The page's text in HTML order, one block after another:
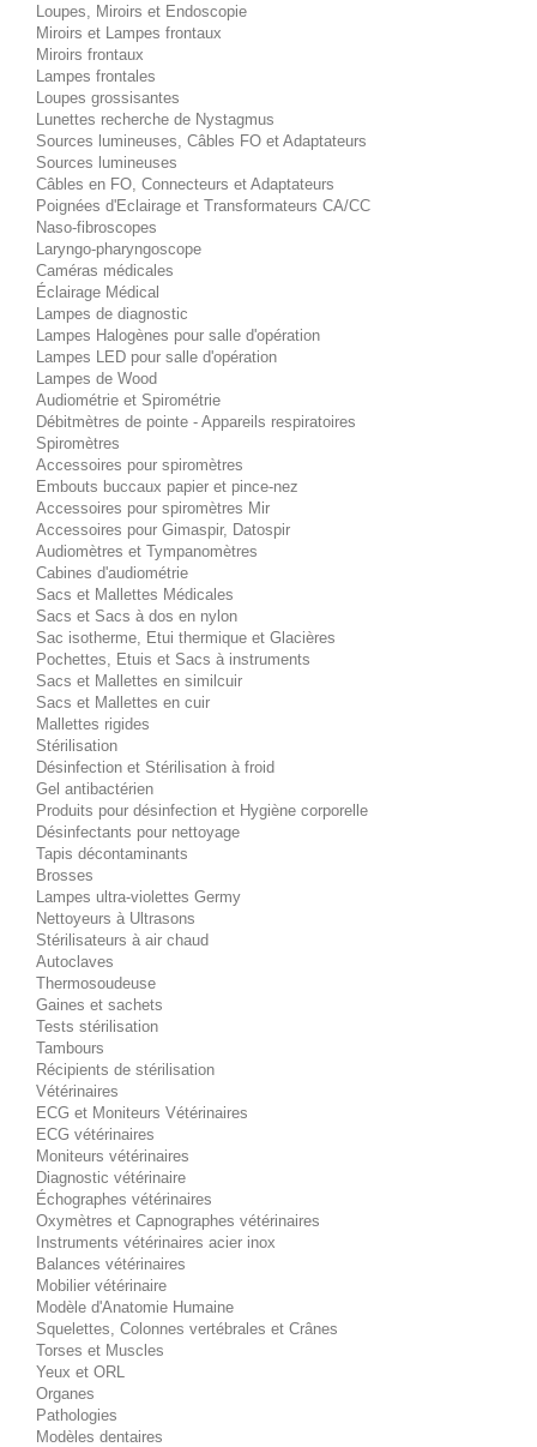
Loupes, Miroirs et Endoscopie
Miroirs et Lampes frontaux
Miroirs frontaux
Lampes frontales
Loupes grossisantes
Lunettes recherche de Nystagmus
Sources lumineuses, Câbles FO et Adaptateurs
Sources lumineuses
Câbles en FO, Connecteurs et Adaptateurs
Poignées d'Eclairage et Transformateurs CA/CC
Naso-fibroscopes
Laryngo-pharyngoscope
Caméras médicales
Éclairage Médical
Lampes de diagnostic
Lampes Halogènes pour salle d'opération
Lampes LED pour salle d'opération
Lampes de Wood
Audiométrie et Spirométrie
Débitmètres de pointe - Appareils respiratoires
Spiromètres
Accessoires pour spiromètres
Embouts buccaux papier et pince-nez
Accessoires pour spiromètres Mir
Accessoires pour Gimaspir, Datospir
Audiomètres et Tympanomètres
Cabines d'audiométrie
Sacs et Mallettes Médicales
Sacs et Sacs à dos en nylon
Sac isotherme, Etui thermique et Glacières
Pochettes, Etuis et Sacs à instruments
Sacs et Mallettes en similcuir
Sacs et Mallettes en cuir
Mallettes rigides
Stérilisation
Désinfection et Stérilisation à froid
Gel antibactérien
Produits pour désinfection et Hygiène corporelle
Désinfectants pour nettoyage
Tapis décontaminants
Brosses
Lampes ultra-violettes Germy
Nettoyeurs à Ultrasons
Stérilisateurs à air chaud
Autoclaves
Thermosoudeuse
Gaines et sachets
Tests stérilisation
Tambours
Récipients de stérilisation
Vétérinaires
ECG et Moniteurs Vétérinaires
ECG vétérinaires
Moniteurs vétérinaires
Diagnostic vétérinaire
Échographes vétérinaires
Oxymètres et Capnographes vétérinaires
Instruments vétérinaires acier inox
Balances vétérinaires
Mobilier vétérinaire
Modèle d'Anatomie Humaine
Squelettes, Colonnes vertébrales et Crânes
Torses et Muscles
Yeux et ORL
Organes
Pathologies
Modèles dentaires